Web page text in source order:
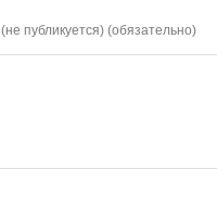
(не публикуется) (обязательно)